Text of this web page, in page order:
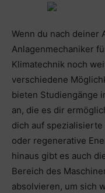
Wenn du nach deiner
Anlagenmechaniker
Klimatechnik noch
verschiedene
bieten Studiengänge
an, die es dir
dich auf
oder regenerative
hinaus gibt es auch
Bereich des
absolvieren, um sich